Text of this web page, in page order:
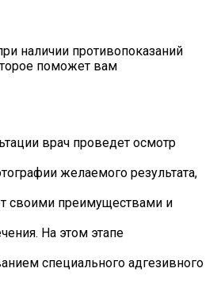
наличии противопоказаний
поможет вам
врач проведет осмотр
желаемого результата,
своими преимуществами и
На этом этапе
специального адгезивного